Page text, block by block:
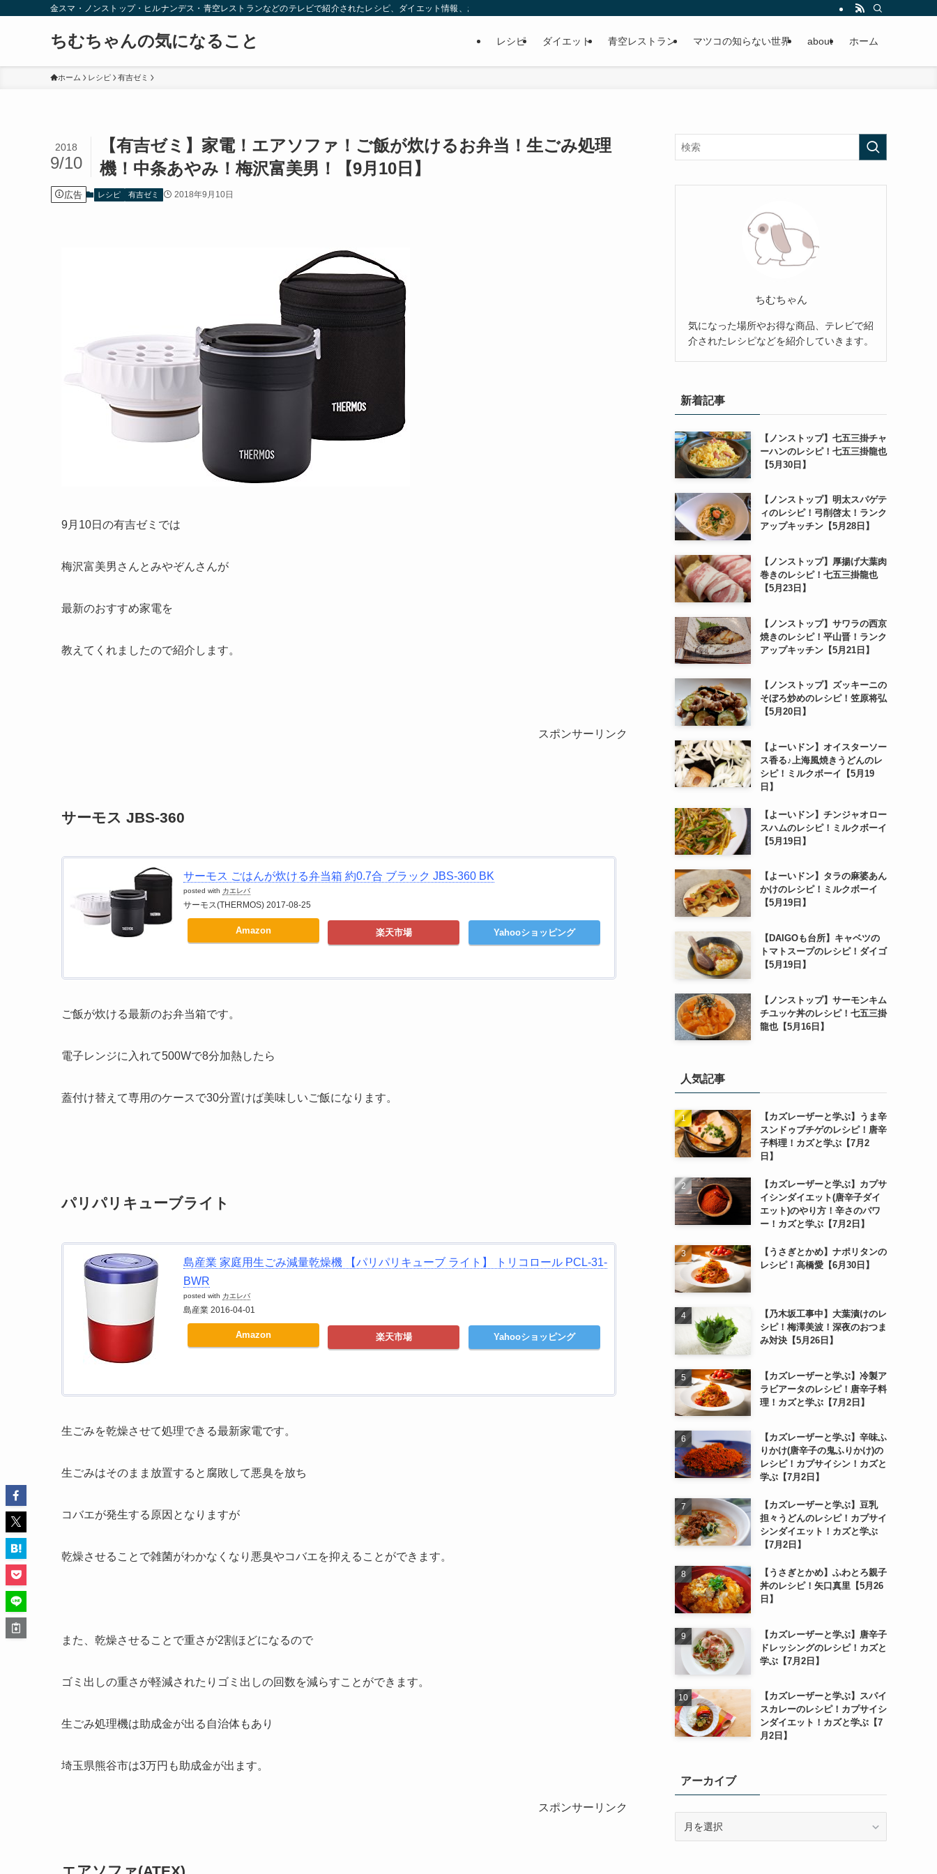
金スマ・ノンストップ・ヒルナンデス・青空レストランなどのテレビで紹介されたレシピ、ダイエット情報、お取り寄せなどを紹介します。
ちむちゃんの気になること レシピ ダイエット 青空レストラン マツコの知らない世界 about ホーム
ホーム レシピ 有吉ゼミ
【有吉ゼミ】家電！エアソファ！ご飯が炊けるお弁当！生ごみ処理
機！中条あやみ！梅沢富美男！【9月10日】
2018
9/10
広告 レシピ 有吉ゼミ 2018年9月10日
9月10日の有吉ゼミでは
梅沢富美男さんとみやぞんさんが
最新のおすすめ家電を
教えてくれましたので紹介します。
スポンサーリンク
サーモス JBS-360
サーモス ごはんが炊ける弁当箱 約0.7合 ブラック JBS-360 BK
posted with カエレバ
サーモス(THERMOS) 2017-08-25
Amazon 楽天市場 Yahooショッピング
ご飯が炊ける最新のお弁当箱です。
電子レンジに入れて500Wで8分加熱したら
蓋付け替えて専用のケースで30分置けば美味しいご飯になります。
パリパリキューブライト
島産業 家庭用生ごみ減量乾燥機 【パリパリキューブ ライト】 トリコロール PCL-31-
BWR
posted with カエレバ
島産業 2016-04-01
Amazon 楽天市場 Yahooショッピング
生ごみを乾燥させて処理できる最新家電です。
生ごみはそのまま放置すると腐敗して悪臭を放ち
コバエが発生する原因となりますが
乾燥させることで雑菌がわかなくなり悪臭やコバエを抑えることができます。
また、乾燥させることで重さが2割ほどになるので
ゴミ出しの重さが軽減されたりゴミ出しの回数を減らすことができます。
生ごみ処理機は助成金が出る自治体もあり
埼玉県熊谷市は3万円も助成金が出ます。
スポンサーリンク
ちむちゃん
気になった場所やお得な商品、テレビで紹
介されたレシピなどを紹介していきます。
新着記事
【ノンストップ】七五三掛チャ
ーハンのレシピ！七五三掛龍也
【5月30日】
【ノンストップ】明太スパゲテ
ィのレシピ！弓削啓太！ランク
アップキッチン【5月28日】
【ノンストップ】厚揚げ大葉肉
巻きのレシピ！七五三掛龍也
【5月23日】
【ノンストップ】サワラの西京
焼きのレシピ！平山晋！ランク
アップキッチン【5月21日】
【ノンストップ】ズッキーニの
そぼろ炒めのレシピ！笠原将弘
【5月20日】
【よーいドン】オイスターソー
ス香る♪上海風焼きうどんのレ
シピ！ミルクボーイ【5月19
日】
【よーいドン】チンジャオロー
スハムのレシピ！ミルクボーイ
【5月19日】
【よーいドン】タラの麻婆あん
かけのレシピ！ミルクボーイ
【5月19日】
【DAIGOも台所】キャベツの
トマトスープのレシピ！ダイゴ
【5月19日】
【ノンストップ】サーモンキム
チユッケ丼のレシピ！七五三掛
龍也【5月16日】
人気記事
【カズレーザーと学ぶ】うま辛
スンドゥブチゲのレシピ！唐辛
子料理！カズと学ぶ【7月2
日】
【カズレーザーと学ぶ】カプサ
イシンダイエット(唐辛子ダイ
エット)のやり方！辛さのパワ
ー！カズと学ぶ【7月2日】
【うさぎとかめ】ナポリタンの
レシピ！高橋愛【6月30日】
【乃木坂工事中】大葉漬けのレ
シピ！梅澤美波！深夜のおつま
み対決【5月26日】
【カズレーザーと学ぶ】冷製ア
ラビアータのレシピ！唐辛子料
理！カズと学ぶ【7月2日】
【カズレーザーと学ぶ】辛味ふ
りかけ(唐辛子の鬼ふりかけ)の
レシピ！カプサイシン！カズと
学ぶ【7月2日】
【カズレーザーと学ぶ】豆乳
担々うどんのレシピ！カプサイ
シンダイエット！カズと学ぶ
【7月2日】
【うさぎとかめ】ふわとろ親子
丼のレシピ！矢口真里【5月26
日】
【カズレーザーと学ぶ】唐辛子
ドレッシングのレシピ！カズと
学ぶ【7月2日】
【カズレーザーと学ぶ】スパイ
スカレーのレシピ！カプサイシ
ンダイエット！カズと学ぶ【7
月2日】
アーカイブ